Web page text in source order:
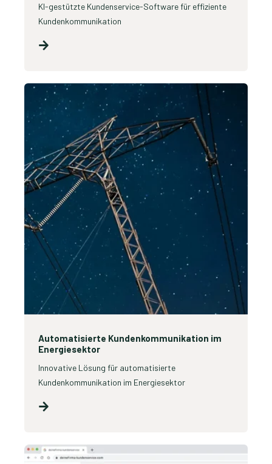
KI-gestützte Kundenservice-Software für effiziente
Kundenkommunikation
Automatisierte Kundenkommunikation im
Energiesektor
Innovative Lösung für automatisierte
Kundenkommunikation im Energiesektor